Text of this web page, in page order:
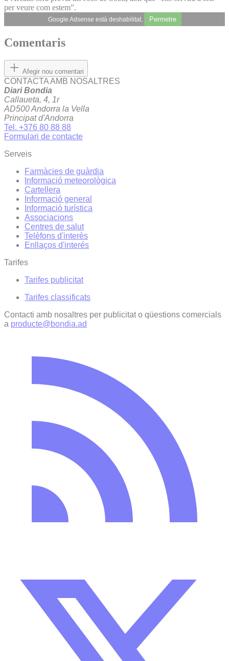
per veure com estem”.
Google Adsense està deshabilitat. Permetre
Comentaris
Afegir nou comentari
CONTACTA AMB NOSALTRES
Diari Bondia
Callaueta, 4, 1r
AD500 Andorra la Vella
Principat d'Andorra
Tel. +376 80 88 88
Formulari de contacte
Serveis
Farmàcies de guàrdia
Informació meteorològica
Cartellera
Informació general
Informació turística
Associacions
Centres de salut
Telèfons d'interès
Enllaços d'interés
Tarifes
Tarifes publicitat
Tarifes classificats
Contacti amb nosaltres per publicitat o qüestions comercials
a producte@bondia.ad